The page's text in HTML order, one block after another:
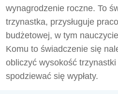
wynagrodzenie roczne. To
trzynastka, przysługuje
budżetowej, w tym
Komu to świadczenie się
obliczyć wysokość
spodziewać się wypłaty.